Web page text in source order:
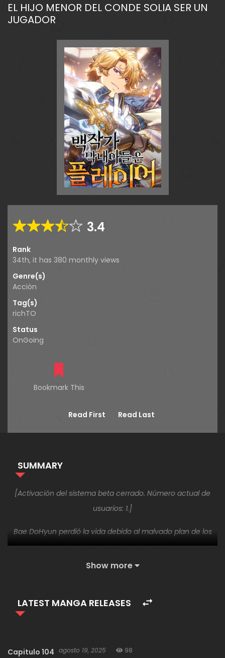
EL HIJO MENOR DEL CONDE SOLIA SER UN
JUGADOR
3.4
Rank
34th, it has 380 monthly views
Genre(s)
Acción
Tag(s)
richTO
Status
OnGoing
Bookmark This
Read First Read Last
SUMMARY
[Activación del sistema beta cerrado. Número actual de
usuarios: 1.]
Bae DoHyun perdió la vida debido al malvado plan de los
principales gremios. Luego poseyó al personaje principal en
un juego que todavía está en su servicio beta.
«¡Lo tomaré todo este tiempo!»
nueva historia.
Show more
LATEST MANGA RELEASES
Capitulo 104 agosto 19, 2025 98